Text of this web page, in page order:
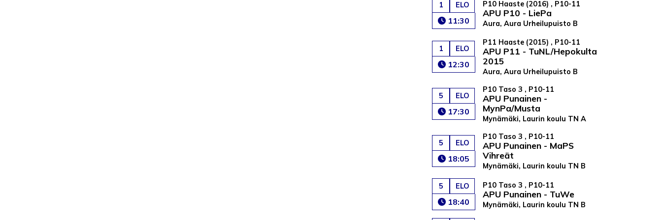
1 ELO
11:30
P10 Haaste (2016) , P10-11
APU P10 - LiePa
Aura, Aura Urheilupuisto B
1 ELO
12:30
P11 Haaste (2015) , P10-11
APU P11 - TuNL/Hepokulta
2015
Aura, Aura Urheilupuisto B
5 ELO
17:30
P10 Taso 3 , P10-11
APU Punainen -
MynPa/Musta
Mynämäki, Laurin koulu TN A
5 ELO
18:05
P10 Taso 3 , P10-11
APU Punainen - MaPS
Vihreät
Mynämäki, Laurin koulu TN B
5 ELO
18:40
P10 Taso 3 , P10-11
APU Punainen - TuWe
Mynämäki, Laurin koulu TN B